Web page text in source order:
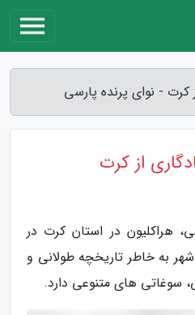
کرت - نوای پرنده پارسی
از کرت
هراکلیون در استان کرت در
به خاطر تاریخچه طولانی و
های متنوعی دارد.